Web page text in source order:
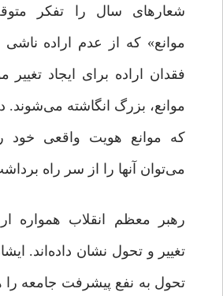
شعارهای سال را تفکر
موانع» که از عدم اراده
فقدان اراده برای ایجاد
موانع، بزرگ انگاشته می‌شوند.
که موانع هویت واقعی خود
می‌توان آنها را از سر راه
رهبر معظم انقلاب همواره
تغییر و تحول نشان داده‌اند.
تحول به نفع پیشرفت جامعه را